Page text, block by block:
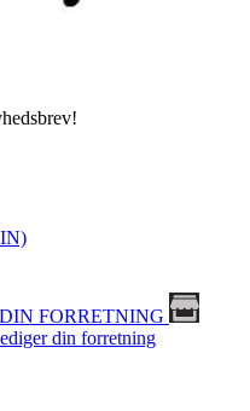
FORRETNING
din forretning